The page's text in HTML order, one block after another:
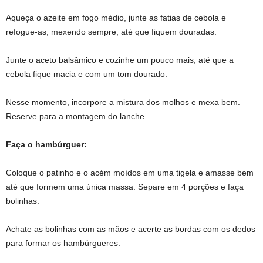
Aqueça o azeite em fogo médio, junte as fatias de cebola e
refogue-as, mexendo sempre, até que fiquem douradas.
Junte o aceto balsâmico e cozinhe um pouco mais, até que a
cebola fique macia e com um tom dourado.
Nesse momento, incorpore a mistura dos molhos e mexa bem.
Reserve para a montagem do lanche.
Faça o hambúrguer:
Coloque o patinho e o acém moídos em uma tigela e amasse bem
até que formem uma única massa. Separe em 4 porções e faça
bolinhas.
Achate as bolinhas com as mãos e acerte as bordas com os dedos
para formar os hambúrgueres.